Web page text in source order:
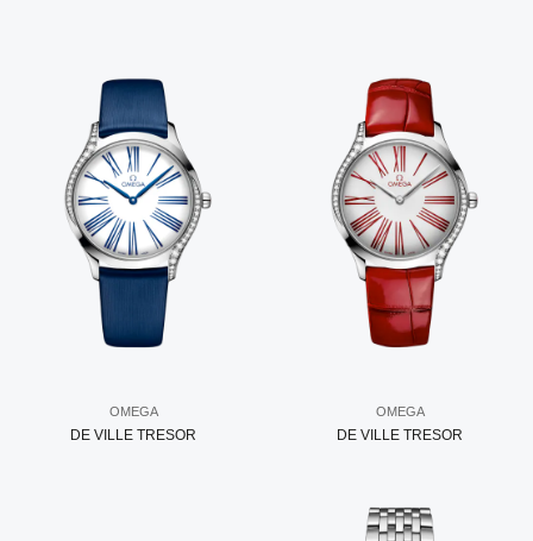
OMEGA
DE VILLE TRESOR
OMEGA
DE VILLE TRESOR